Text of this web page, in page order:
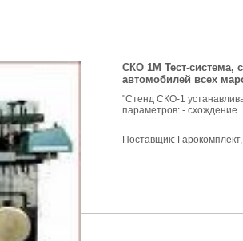
СКО 1М Тест-система,
автомобилей всех
"Стенд СКО-1
параметров: -
Поставщик: